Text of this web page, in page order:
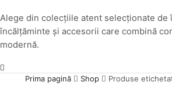
Alege din colecțiile atent selecționate de
încălțăminte și accesorii care combină
modernă.
Prima pagină Shop Produse